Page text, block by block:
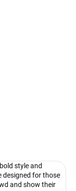
style and
designed for those
and show their